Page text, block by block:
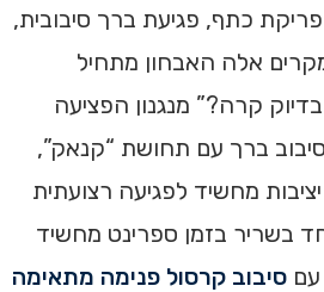
כתף, פגיעת ברך סיבובית,
אלה האבחון מתחיל
קרה?” מנגנון הפציעה
ברך עם תחושת “קנאק”,
מחשיד לפגיעה רצועתית
בשריר בזמן ספרינט מחשיד
סיבוב קרסול פנימה מתאימה